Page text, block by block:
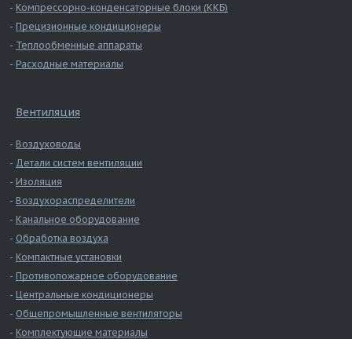
Компрессорно-конденсаторные блоки (ККБ)
Прецизионные кондиционеры
Теплообменные аппараты
Расходные материалы
Вентиляция
Воздуховоды
Детали систем вентиляции
Изоляция
Воздухораспределители
Канальное оборудование
Обработка воздуха
Компактные установки
Противопожарное оборудование
Центральные кондиционеры
Общепромышленные вентиляторы
Комплектующие материалы